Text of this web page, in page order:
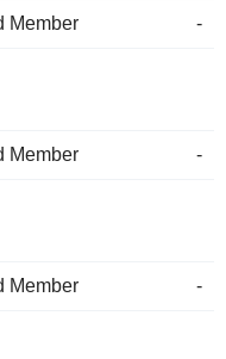
Member -
Member -
Member -